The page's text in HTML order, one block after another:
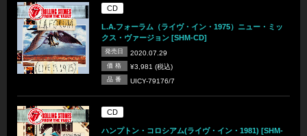
CD
L.A.フォーラム（ライヴ・イン・1975）ニュー・ミッ
クス・ヴァージョン [SHM-CD]
発売日 2020.07.29
価 格 ¥3,981 (税込)
品 番 UICY-79176/7
CD
ハンプトン・コロシアム(ライヴ・イン・1981) [SHM-